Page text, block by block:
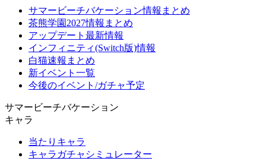
サマービーチバケーション情報まとめ
茶熊学園2027情報まとめ
アップデート最新情報
インフィニティ(Switch版)情報
白猫速報まとめ
新イベント一覧
今後のイベント/ガチャ予定
サマービーチバケーション
キャラ
当たりキャラ
キャラガチャシミュレーター